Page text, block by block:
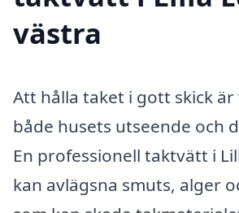
västra
Att hålla taket i gott skick
både husets utseende och
En professionell taktvätt i
kan avlägsna smuts, alger